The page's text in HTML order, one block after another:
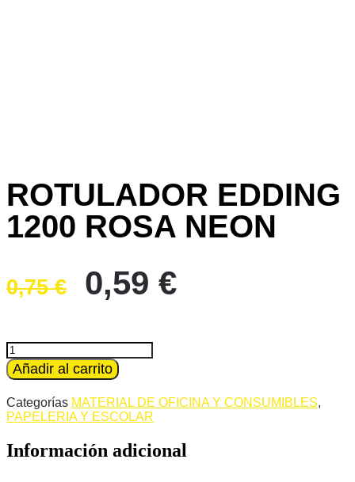
ROTULADOR EDDING
1200 ROSA NEON
0,75€
El
precio
era:
0,75 €.
0,59 €El
ROTULADOR
EDDING
1200
NEON
cantidad
Añadir al carrito
Categorías MATERIAL DE OFICINA Y CONSUMIBLES,
PAPELERIA Y ESCOLAR
Información adicional